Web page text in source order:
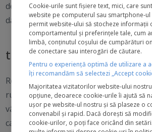
despre cum să te bucuri în siguranță
daunele asupra pielii și riscul
trebuie să port spf zilnic?
Recomandăm tuturor să includă un
rutina zilnică, indiferent de tipul și
vârstă. Suntem mândri să
caritate pentru cancerul de piele
Cookie-urile sunt fișiere text, mici, care
website pe computerul sau smartphone-ul
permit website-ului să stocheze informații
comportamentul și preferințele tale, cum
limbă, conținutul coșului de cumpărături
de conectare sau interogări de căutare.
Pentru o experiență optimă de utilizare a
îți recomandăm să selectezi „Accept
Majoritatea vizitatorilor website-ului
opțiune, deoarece cookie-urile îi ajută să
ușor pe website-ul nostru și să plaseze o
convenabil și rapid. Dacă dorești să
cookie-urilor, o poți face oricând din